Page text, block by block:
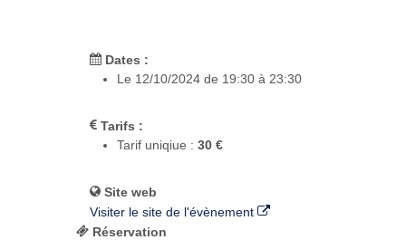
Dates :
Le 12/10/2024 de 19:30 à 23:30
Tarifs :
Tarif uniqiue : 30 €
Site web
Visiter le site de l'évènement
Réservation